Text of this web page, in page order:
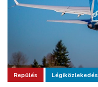
Repülés Légiközlekedés